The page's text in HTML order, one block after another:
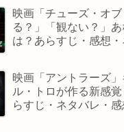
映画「チューズ・オ
る？」「観ない？」
は？あらすじ・感想・
映画「アントラーズ
ル・トロが作る新感
らすじ・ネタバレ・感